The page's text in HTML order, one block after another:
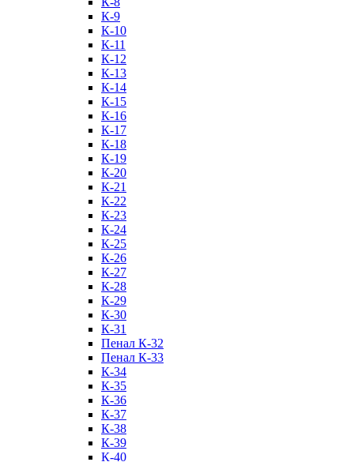
К-9
К-10
К-11
К-12
К-13
К-14
К-15
К-16
К-17
К-18
К-19
К-20
К-21
К-22
К-23
К-24
К-25
К-26
К-27
К-28
К-29
К-30
К-31
Пенал К-32
Пенал К-33
К-34
К-35
К-36
К-37
К-38
К-39
К-40